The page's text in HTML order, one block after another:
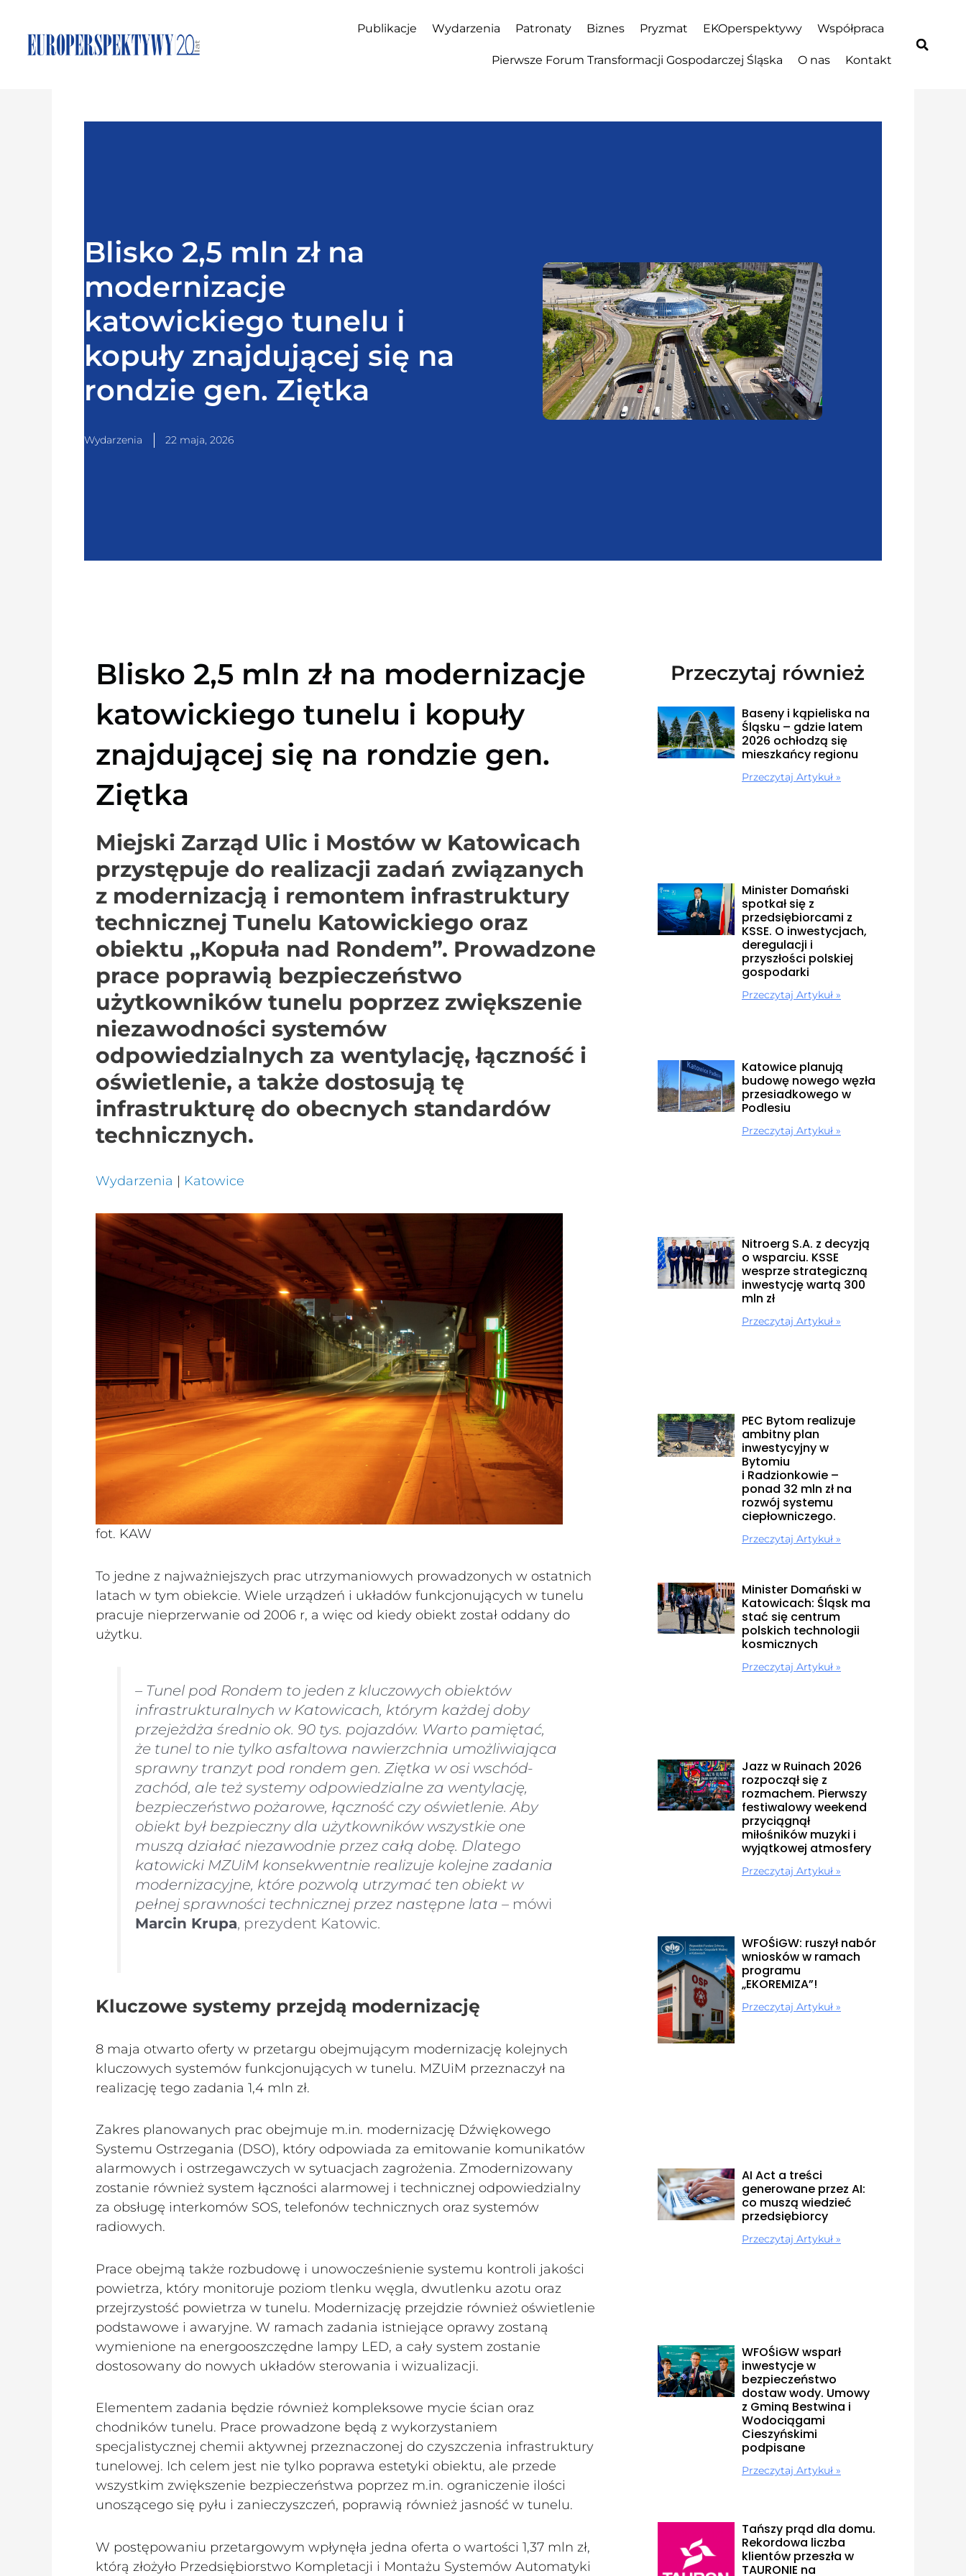
Publikacje Wydarzenia Patronaty Biznes Pryzmat EKOperspektywy Współpraca
Pierwsze Forum Transformacji Gospodarczej Śląska O nas Kontakt
Blisko 2,5 mln zł na
modernizacje
katowickiego tunelu i
kopuły znajdującej się na
rondzie gen. Ziętka
Wydarzenia 22 maja, 2026
Blisko 2,5 mln zł na modernizacje
katowickiego tunelu i kopuły
znajdującej się na rondzie gen.
Ziętka
Miejski Zarząd Ulic i Mostów w Katowicach
przystępuje do realizacji zadań związanych
z modernizacją i remontem infrastruktury
technicznej Tunelu Katowickiego oraz
obiektu „Kopuła nad Rondem”. Prowadzone
prace poprawią bezpieczeństwo
użytkowników tunelu poprzez zwiększenie
niezawodności systemów
odpowiedzialnych za wentylację, łączność i
oświetlenie, a także dostosują tę
infrastrukturę do obecnych standardów
technicznych.
Wydarzenia | Katowice
fot. KAW
To jedne z najważniejszych prac utrzymaniowych prowadzonych w ostatnich
latach w tym obiekcie. Wiele urządzeń i układów funkcjonujących w tunelu
pracuje nieprzerwanie od 2006 r, a więc od kiedy obiekt został oddany do
użytku.
– Tunel pod Rondem to jeden z kluczowych obiektów
infrastrukturalnych w Katowicach, którym każdej doby
przejeżdża średnio ok. 90 tys. pojazdów. Warto pamiętać,
że tunel to nie tylko asfaltowa nawierzchnia umożliwiająca
sprawny tranzyt pod rondem gen. Ziętka w osi wschód-
zachód, ale też systemy odpowiedzialne za wentylację,
bezpieczeństwo pożarowe, łączność czy oświetlenie. Aby
obiekt był bezpieczny dla użytkowników wszystkie one
muszą działać niezawodnie przez całą dobę. Dlatego
katowicki MZUiM konsekwentnie realizuje kolejne zadania
modernizacyjne, które pozwolą utrzymać ten obiekt w
pełnej sprawności technicznej przez następne lata – mówi
Marcin Krupa, prezydent Katowic.
Kluczowe systemy przejdą modernizację
8 maja otwarto oferty w przetargu obejmującym modernizację kolejnych
kluczowych systemów funkcjonujących w tunelu. MZUiM przeznaczył na
realizację tego zadania 1,4 mln zł.
Zakres planowanych prac obejmuje m.in. modernizację Dźwiękowego
Systemu Ostrzegania (DSO), który odpowiada za emitowanie komunikatów
alarmowych i ostrzegawczych w sytuacjach zagrożenia. Zmodernizowany
zostanie również system łączności alarmowej i technicznej odpowiedzialny
za obsługę interkomów SOS, telefonów technicznych oraz systemów
radiowych.
Prace obejmą także rozbudowę i unowocześnienie systemu kontroli jakości
powietrza, który monitoruje poziom tlenku węgla, dwutlenku azotu oraz
przejrzystość powietrza w tunelu. Modernizację przejdzie również oświetlenie
podstawowe i awaryjne. W ramach zadania istniejące oprawy zostaną
wymienione na energooszczędne lampy LED, a cały system zostanie
dostosowany do nowych układów sterowania i wizualizacji.
Elementem zadania będzie również kompleksowe mycie ścian oraz
chodników tunelu. Prace prowadzone będą z wykorzystaniem
specjalistycznej chemii aktywnej przeznaczonej do czyszczenia infrastruktury
tunelowej. Ich celem jest nie tylko poprawa estetyki obiektu, ale przede
wszystkim zwiększenie bezpieczeństwa poprzez m.in. ograniczenie ilości
unoszącego się pyłu i zanieczyszczeń, poprawią również jasność w tunelu.
W postępowaniu przetargowym wpłynęła jedna oferta o wartości 1,37 mln zł,
którą złożyło Przedsiębiorstwo Kompletacji i Montażu Systemów Automatyki
Przeczytaj również
Baseny i kąpieliska na
Śląsku – gdzie latem
2026 ochłodzą się
mieszkańcy regionu
Przeczytaj Artykuł »
Minister Domański
spotkał się z
przedsiębiorcami z
KSSE. O inwestycjach,
deregulacji i
przyszłości polskiej
gospodarki
Przeczytaj Artykuł »
Katowice planują
budowę nowego węzła
przesiadkowego w
Podlesiu
Przeczytaj Artykuł »
Nitroerg S.A. z decyzją
o wsparciu. KSSE
wesprze strategiczną
inwestycję wartą 300
mln zł
Przeczytaj Artykuł »
PEC Bytom realizuje
ambitny plan
inwestycyjny w
Bytomiu
i Radzionkowie –
ponad 32 mln zł na
rozwój systemu
ciepłowniczego.
Przeczytaj Artykuł »
Minister Domański w
Katowicach: Śląsk ma
stać się centrum
polskich technologii
kosmicznych
Przeczytaj Artykuł »
Jazz w Ruinach 2026
rozpoczął się z
rozmachem. Pierwszy
festiwalowy weekend
przyciągnął
miłośników muzyki i
wyjątkowej atmosfery
Przeczytaj Artykuł »
WFOŚiGW: ruszył nabór
wniosków w ramach
programu
„EKOREMIZA”!
Przeczytaj Artykuł »
AI Act a treści
generowane przez AI:
co muszą wiedzieć
przedsiębiorcy
Przeczytaj Artykuł »
WFOŚiGW wsparł
inwestycje w
bezpieczeństwo
dostaw wody. Umowy
z Gminą Bestwina i
Wodociągami
Cieszyńskimi
podpisane
Przeczytaj Artykuł »
Tańszy prąd dla domu.
Rekordowa liczba
klientów przeszła w
TAURONIE na